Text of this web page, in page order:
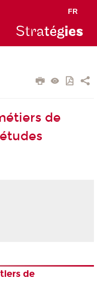
FR
Stratégies
de
de